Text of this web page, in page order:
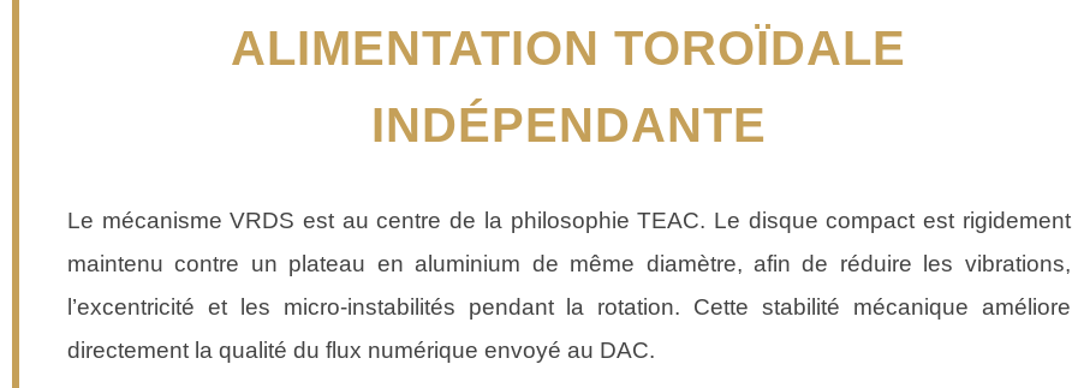
ALIMENTATION TOROÏDALE
INDÉPENDANTE
Le mécanisme VRDS est au centre de la philosophie TEAC. Le disque compact est rigidement
maintenu contre un plateau en aluminium de même diamètre, afin de réduire les vibrations,
l’excentricité et les micro-instabilités pendant la rotation. Cette stabilité mécanique améliore
directement la qualité du flux numérique envoyé au DAC.